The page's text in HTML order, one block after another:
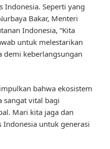
Indonesia. Seperti yang
Bakar, Menteri
Indonesia, “Kita
untuk melestarikan
demi keberlangsungan
bahwa ekosistem
sangat vital bagi
Mari kita jaga dan
untuk generasi